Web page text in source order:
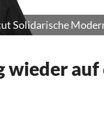
Solidarische
wieder auf